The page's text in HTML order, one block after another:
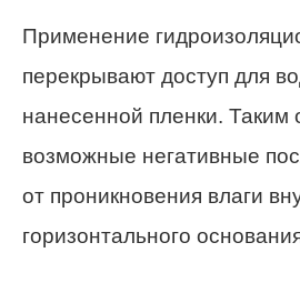
Применение
перекрывают доступ для
нанесенной пленки. Таким
возможные негативные
от проникновения влаги
горизонтального